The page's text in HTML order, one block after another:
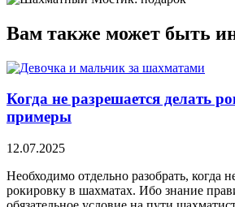
Вам также может быть
Когда не разрешается делать
примеры
12.07.2025
Необходимо отдельно разобрать, когда
рокировку в шахматах. Ибо знание